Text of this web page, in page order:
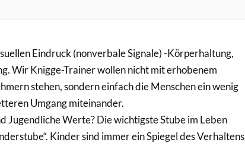
Eindruck (nonverbale Signale) -Körperhaltung,
Wir Knigge-Trainer wollen nicht mit erhobenem
stehen, sondern einfach die Menschen ein wenig
Umgang miteinander.
Jugendliche Werte? Die wichtigste Stube im Leben
Kinder sind immer ein Spiegel des Verhaltens